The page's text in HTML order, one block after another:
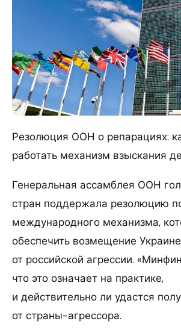
Резолюция ООН о репарациях:
работать механизм взыскания
Генеральная ассамблея ООН
стран поддержала резолюцию
международного механизма,
обеспечить возмещение
от российской агрессии.
что это означает на практике,
и действительно ли удастся
от страны-агрессора.